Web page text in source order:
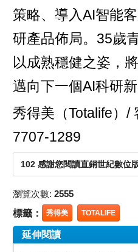
策略、導入AI智能
研產品佈局。35歲
以成熟穩健之姿，
邁向下一個AI科研新
秀得美（Totalife）/
7707-1289
102 感謝您閱讀直銷世紀數位
瀏覽次數: 2555
標籤： 秀得美 TOTALIFE
延伸閱讀